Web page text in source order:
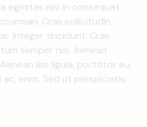
egestas nisi in consequat.
Cras sollicitudin,
Integer tincidunt. Cras
semper nisi. Aenean
leo ligula, porttitor eu,
enim. Sed ut perspiciatis,